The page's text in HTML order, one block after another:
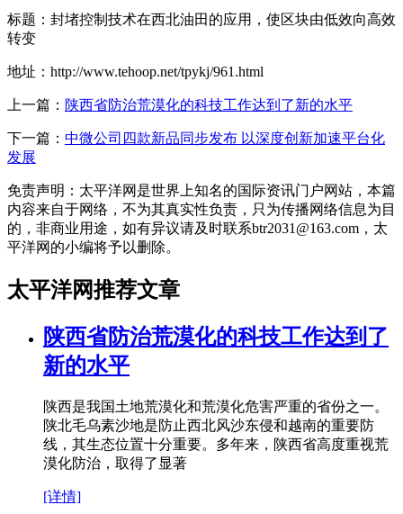
标题：封堵控制技术在西北油田的应用，使区块由低效向高效
转变
地址：http://www.tehoop.net/tpykj/961.html
上一篇： 陕西省防治荒漠化的科技工作达到了新的水平
下一篇： 中微公司四款新品同步发布 以深度创新加速平台化
发展
免责声明：太平洋网是世界上知名的国际资讯门户网站，本篇
内容来自于网络，不为其真实性负责，只为传播网络信息为目
的，非商业用途，如有异议请及时联系btr2031@163.com，太
平洋网的小编将予以删除。
太平洋网推荐文章
陕西省防治荒漠化的科技工作达到了
新的水平
陕西是我国土地荒漠化和荒漠化危害严重的省份之一。
陕北毛乌素沙地是防止西北风沙东侵和越南的重要防
线，其生态位置十分重要。多年来，陕西省高度重视荒
漠化防治，取得了显著
[详情]